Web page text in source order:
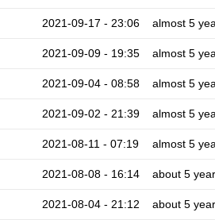
2021-09-17 - 23:06 almost 5
2021-09-09 - 19:35 almost 5
2021-09-04 - 08:58 almost 5
2021-09-02 - 21:39 almost 5
2021-08-11 - 07:19 almost 5
2021-08-08 - 16:14 about 5
2021-08-04 - 21:12 about 5